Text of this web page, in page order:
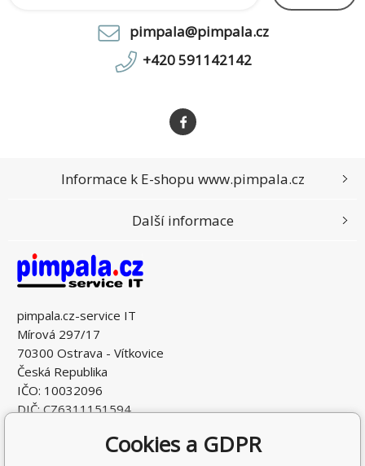
pimpala@pimpala.cz
+420 591142142
pimpala.cz-service IT
Mírová 297/17
70300 Ostrava - Vítkovice
Česká Republika
IČO: 10032096
DIČ: CZ6311151594
Informace k E-shopu www.pimpala.cz
Další informace
Cookies a GDPR